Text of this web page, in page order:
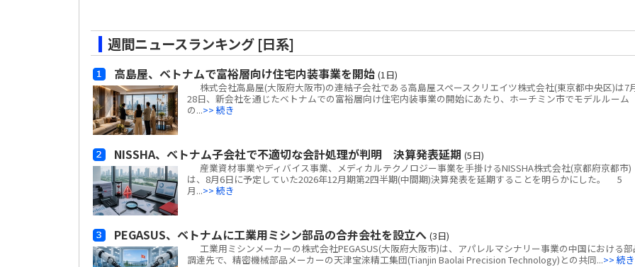
週間ニュースランキング [日系]
高島屋、ベトナムで富裕層向け住宅内装事業を開始 (1日)
株式会社高島屋(大阪府大阪市)の連結子会社である高島屋スペースクリエイツ株式会社(東京都中央区)は7
28日、新会社を通じたベトナムでの富裕層向け住宅内装事業の開始にあたり、ホーチミン市でモデルルーム
の...>> 続き
NISSHA、ベトナム子会社で不適切な会計処理が判明 決算発表延期 (5日)
産業資材事業やディバイス事業、メディカルテクノロジー事業を手掛けるNISSHA株式会社(京都府京都市)
は、8月6日に予定していた2026年12月期第2四半期(中間期)決算発表を延期することを明らかにした。 5
月...>> 続き
PEGASUS、ベトナムに工業用ミシン部品の合弁会社を設立へ (3日)
工業用ミシンメーカーの株式会社PEGASUS(大阪府大阪市)は、アパレルマシナリー事業の中国における
調達先で、精密機械部品メーカーの天津宝淶精工集団(Tianjin Baolai Precision Technology)との共同...>> 続き